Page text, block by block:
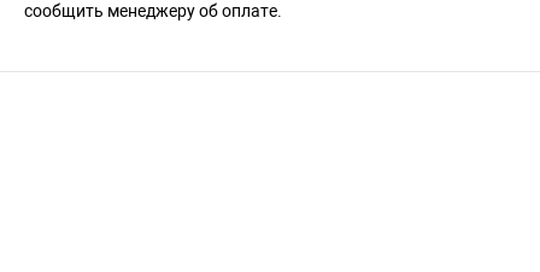
сообщить менеджеру об оплате.